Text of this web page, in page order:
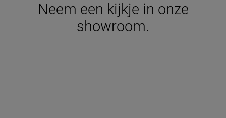
Neem een kijkje in onze
showroom.